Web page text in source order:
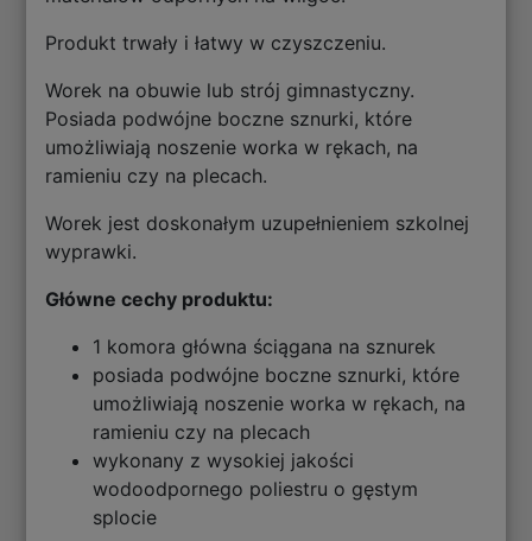
Produkt trwały i łatwy w czyszczeniu.
Worek na obuwie lub strój gimnastyczny.
Posiada podwójne boczne sznurki, które
umożliwiają noszenie worka w rękach, na
ramieniu czy na plecach.
Worek jest doskonałym uzupełnieniem szkolnej
wyprawki.
Główne cechy produktu:
1 komora główna ściągana na sznurek
posiada podwójne boczne sznurki, które
umożliwiają noszenie worka w rękach, na
ramieniu czy na plecach
wykonany z wysokiej jakości
wodoodpornego poliestru o gęstym
splocie